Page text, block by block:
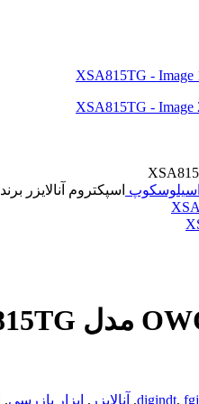
اسیلوسکوپ اسپکتروم آنالایزر برند OWON مدل XSA815TG
digindt, fgj
, آنالایزر , ابزار بازرسی,